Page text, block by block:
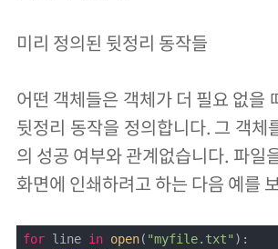
미리 정의된 뒷정리 동작들
어떤 객체들은 객체가 더 필요 없을
뒷정리 동작을 정의합니다. 그 객체
의 성공 여부와 관계없습니다. 파일
화면에 인쇄하려고 하는 다음 예를
for line in open( "myfile.txt" ):